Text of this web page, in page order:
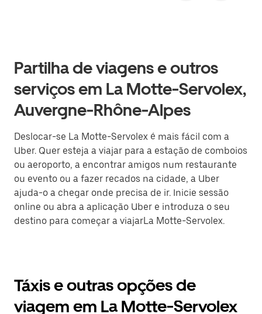
Partilha de viagens e outros
serviços em La Motte-Servolex,
Auvergne-Rhône-Alpes
Deslocar-se La Motte-Servolex é mais fácil com a
Uber. Quer esteja a viajar para a estação de comboios
ou aeroporto, a encontrar amigos num restaurante
ou evento ou a fazer recados na cidade, a Uber
ajuda-o a chegar onde precisa de ir. Inicie sessão
online ou abra a aplicação Uber e introduza o seu
destino para começar a viajarLa Motte-Servolex.
Táxis e outras opções de
viagem em La Motte-Servolex